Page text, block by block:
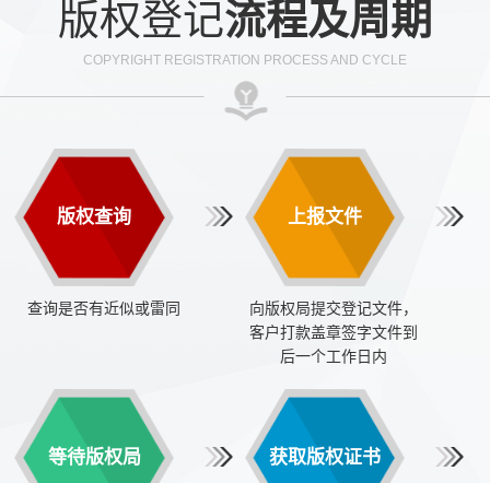
版权登记流程及周期
COPYRIGHT REGISTRATION PROCESS AND CYCLE
版权查询
查询是否有近似或雷同
上报文件
向版权局提交登记文件，
客户打款盖章签字文件到
后一个工作日内
等待版权局 获取版权证书